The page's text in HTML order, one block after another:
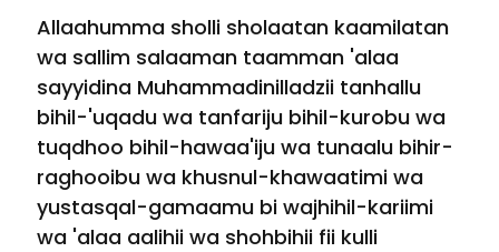
Allaahumma sholli sholaatan kaamilatan
wa sallim salaaman taamman 'alaa
sayyidina Muhammadinilladzii tanhallu
bihil-'uqadu wa tanfariju bihil-kurobu wa
tuqdhoo bihil-hawaa'iju wa tunaalu bihir-
raghooibu wa khusnul-khawaatimi wa
yustasqal-gamaamu bi wajhihil-kariimi
wa 'alaa aalihii wa shohbihii fii kulli